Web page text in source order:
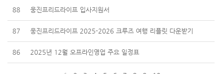
88 웅진프리드라이프 입사지원서
87 웅진프리드라이프 2025-2026 크루즈 여행 리플릿 다운받기
86 2025년 12월 오프라인영업 주요 일정표